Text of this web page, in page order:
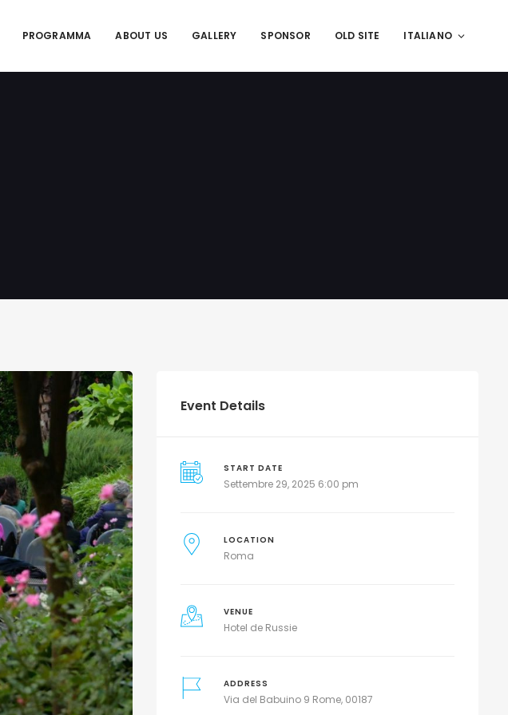
PROGRAMMA ABOUT US GALLERY SPONSOR OLD SITE ITALIANO
Event Details
START DATE
Settembre 29, 2025 6:00 pm
LOCATION
Roma
VENUE
Hotel de Russie
ADDRESS
Via del Babuino 9 Rome, 00187